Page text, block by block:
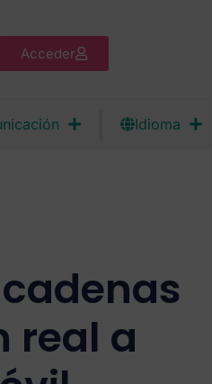
Acceder
Idioma
real a